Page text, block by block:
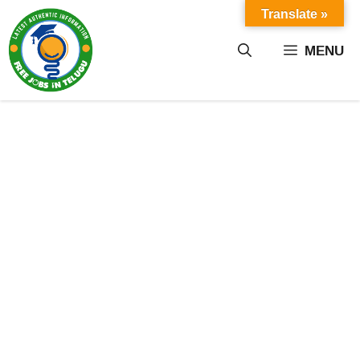
content MENU
Translate »